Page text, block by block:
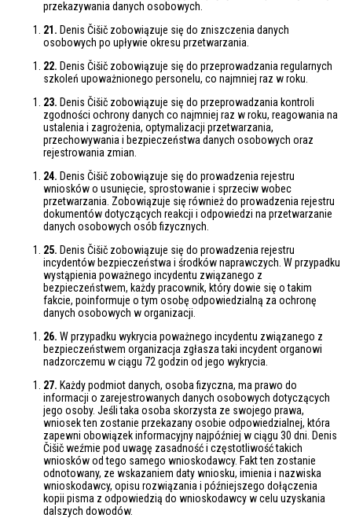
przekazywania danych osobowych.
21. Denis Čišič zobowiązuje się do zniszczenia danych
osobowych po upływie okresu przetwarzania.
22. Denis Čišič zobowiązuje się do przeprowadzania regularnych
szkoleń upoważnionego personelu, co najmniej raz w roku.
23. Denis Čišič zobowiązuje się do przeprowadzania kontroli
zgodności ochrony danych co najmniej raz w roku, reagowania na
ustalenia i zagrożenia, optymalizacji przetwarzania,
przechowywania i bezpieczeństwa danych osobowych oraz
rejestrowania zmian.
24. Denis Čišič zobowiązuje się do prowadzenia rejestru
wniosków o usunięcie, sprostowanie i sprzeciw wobec
przetwarzania. Zobowiązuje się również do prowadzenia rejestru
dokumentów dotyczących reakcji i odpowiedzi na przetwarzanie
danych osobowych osób fizycznych.
25. Denis Čišič zobowiązuje się do prowadzenia rejestru
incydentów bezpieczeństwa i środków naprawczych. W przypadku
wystąpienia poważnego incydentu związanego z
bezpieczeństwem, każdy pracownik, który dowie się o takim
fakcie, poinformuje o tym osobę odpowiedzialną za ochronę
danych osobowych w organizacji.
26. W przypadku wykrycia poważnego incydentu związanego z
bezpieczeństwem organizacja zgłasza taki incydent organowi
nadzorczemu w ciągu 72 godzin od jego wykrycia.
27. Każdy podmiot danych, osoba fizyczna, ma prawo do
informacji o zarejestrowanych danych osobowych dotyczących
jego osoby. Jeśli taka osoba skorzysta ze swojego prawa,
wniosek ten zostanie przekazany osobie odpowiedzialnej, która
zapewni obowiązek informacyjny najpóźniej w ciągu 30 dni. Denis
Čišič weźmie pod uwagę zasadność i częstotliwość takich
wniosków od tego samego wnioskodawcy. Fakt ten zostanie
odnotowany, ze wskazaniem daty wniosku, imienia i nazwiska
wnioskodawcy, opisu rozwiązania i późniejszego dołączenia
kopii pisma z odpowiedzią do wnioskodawcy w celu uzyskania
dalszych dowodów.